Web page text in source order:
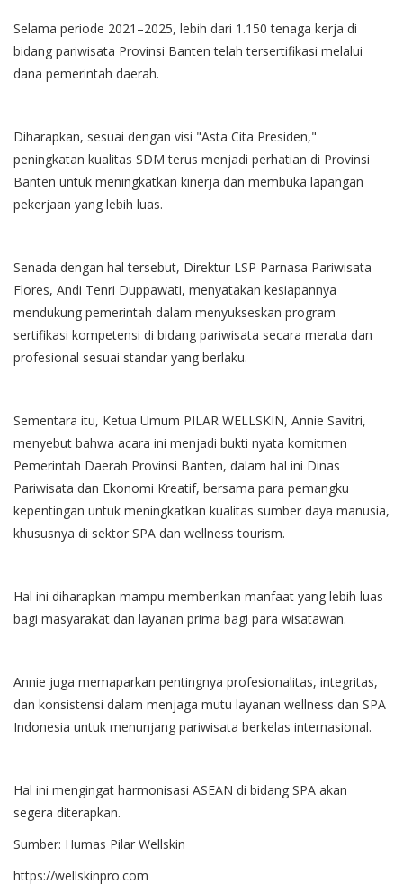
​Selama periode 2021–2025, lebih dari 1.150 tenaga kerja di
bidang pariwisata Provinsi Banten telah tersertifikasi melalui
dana pemerintah daerah.
Diharapkan, sesuai dengan visi "Asta Cita Presiden,"
peningkatan kualitas SDM terus menjadi perhatian di Provinsi
Banten untuk meningkatkan kinerja dan membuka lapangan
pekerjaan yang lebih luas.
​Senada dengan hal tersebut, Direktur LSP Parnasa Pariwisata
Flores, Andi Tenri Duppawati, menyatakan kesiapannya
mendukung pemerintah dalam menyukseskan program
sertifikasi kompetensi di bidang pariwisata secara merata dan
profesional sesuai standar yang berlaku.
​Sementara itu, Ketua Umum PILAR WELLSKIN, Annie Savitri,
menyebut bahwa acara ini menjadi bukti nyata komitmen
Pemerintah Daerah Provinsi Banten, dalam hal ini Dinas
Pariwisata dan Ekonomi Kreatif, bersama para pemangku
kepentingan untuk meningkatkan kualitas sumber daya manusia,
khususnya di sektor SPA dan wellness tourism.
Hal ini diharapkan mampu memberikan manfaat yang lebih luas
bagi masyarakat dan layanan prima bagi para wisatawan.
​Annie juga memaparkan pentingnya profesionalitas, integritas,
dan konsistensi dalam menjaga mutu layanan wellness dan SPA
Indonesia untuk menunjang pariwisata berkelas internasional.
Hal ini mengingat harmonisasi ASEAN di bidang SPA akan
segera diterapkan.
​Sumber: Humas Pilar Wellskin
https://wellskinpro.com